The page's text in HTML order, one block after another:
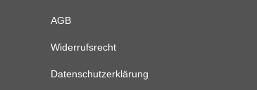
AGB
Widerrufsrecht
Datenschutzerklärung